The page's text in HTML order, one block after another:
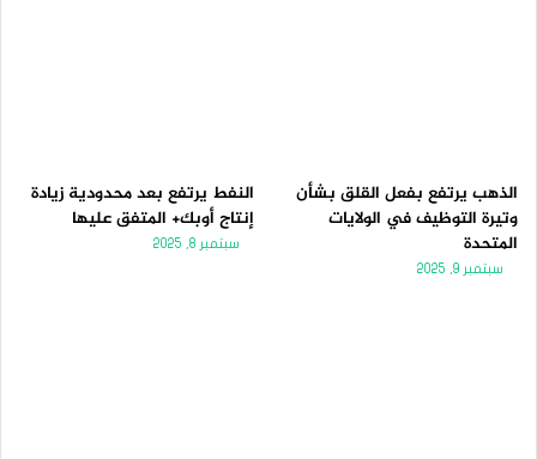
الذهب يرتفع بفعل القلق بشأن
وتيرة التوظيف في الولايات
المتحدة
سبتمبر 9, 2025
النفط يرتفع بعد محدودية زيادة
إنتاج أوبك+ المتفق عليها
سبتمبر 8, 2025